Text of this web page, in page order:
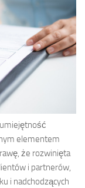
elementem
że rozwinięta
i partnerów,
i nadchodzących